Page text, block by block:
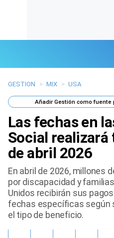
Últimas Noticias
Mi Bolsillo
Respuestas
Gente
Vida Laboral
Tendencias Mix
Sports
GESTION > MIX > USA
AñadirGestión como fuente
Las fechas en
Social realizará
de abril 2026
En abril de 2026, millones
por discapacidad y
Unidos recibirán sus
fechas específicas según
el tipo de beneficio.